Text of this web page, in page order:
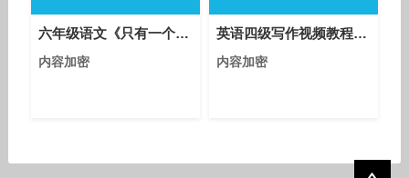
六年级语文《只有一个地球》教研示范课教学视频
内容加密
英语四级写作视频教程知识模块4：写作成文
内容加密